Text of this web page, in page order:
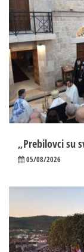
„Prebilovci su
05/08/2026